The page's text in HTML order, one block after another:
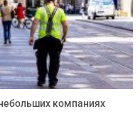
компаниях